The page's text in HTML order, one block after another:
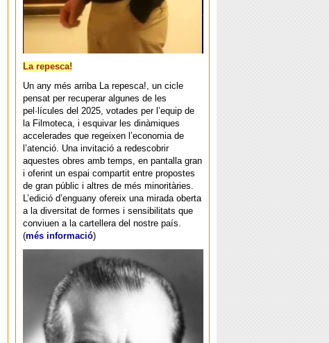
La repesca!
Un any més arriba La repesca!, un cicle
pensat per recuperar algunes de les
pel·lícules del 2025, votades per l’equip de
la Filmoteca, i esquivar les dinàmiques
accelerades que regeixen l’economia de
l’atenció. Una invitació a redescobrir
aquestes obres amb temps, en pantalla gran
i oferint un espai compartit entre propostes
de gran públic i altres de més minoritàries.
L’edició d’enguany ofereix una mirada oberta
a la diversitat de formes i sensibilitats que
conviuen a la cartellera del nostre país.
(més informació)